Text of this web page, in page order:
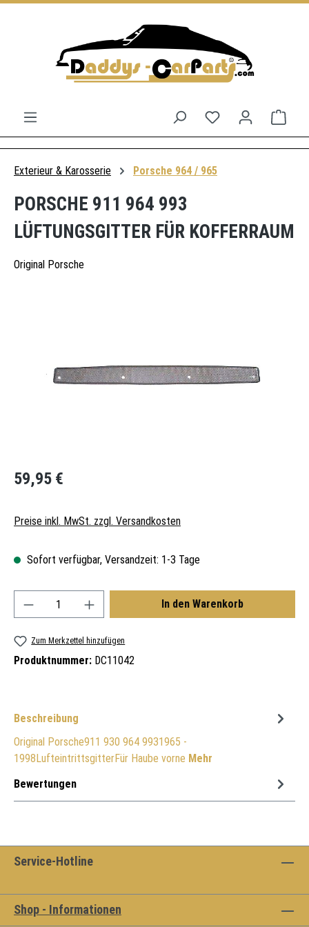
Du hast 0
Exterieur & Karosserie Porsche 964 / 965
PORSCHE 911 964 993
LÜFTUNGSGITTER FÜR KOFFERRAUM
Original Porsche
Regulärer Preis:
59,95 €
Preise inkl. MwSt. zzgl. Versandkosten
Sofort verfügbar, Versandzeit: 1-3 Tage
Produkt Anzahl: Gib den gewünschten Wert ein
In den Warenkorb
Zum Merkzettel hinzufügen
Produktnummer: DC11042
Beschreibung
Original Porsche911 930 964 9931965 -
1998LufteintrittsgitterFür Haube vorne Mehr
Bewertungen
Service-Hotline
Shop - Informationen